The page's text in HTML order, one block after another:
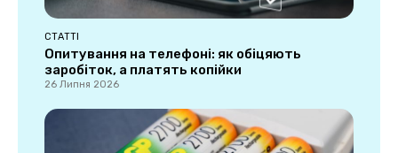
СТАТТІ
Опитування на телефоні: як обіцяють
заробіток, а платять копійки
26 Липня 2026